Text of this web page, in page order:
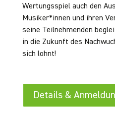
Wertungsspiel auch den
Musiker*innen und ihren
seine Teilnehmenden
in die Zukunft des
sich lohnt!
Details &